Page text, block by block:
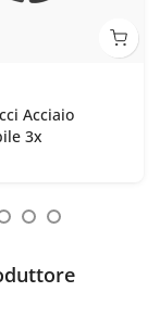
Acciaio
3x